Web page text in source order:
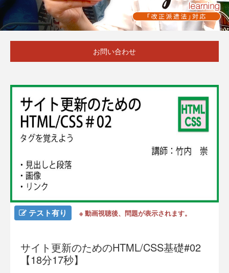
お問い合わせ
テスト有り ※ 動画視聴後、問題が表示されます。
サイト更新のためのHTML/CSS基礎#02
【18分17秒】